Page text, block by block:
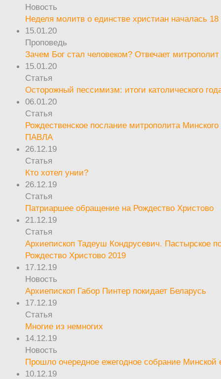
Новость
Неделя молитв о единстве христиан началась 18
15.01.20
Проповедь
Зачем Бог стал человеком? Отвечает
15.01.20
Статья
Осторожный пессимизм: итоги католического
06.01.20
Статья
Рождественское послание митрополита Минского
ПАВЛА
26.12.19
Статья
Кто хотел унии?
26.12.19
Статья
Патриаршее обращение на Рождество Христово
21.12.19
Статья
Архиепископ Тадеуш Кондрусевич. Пастырское
Рождество Христово 2019
17.12.19
Новость
Архиепископ Габор Пинтер покидает Беларусь
17.12.19
Статья
Многие из немногих
14.12.19
Новость
Прошло очередное ежегодное собрание
10.12.19